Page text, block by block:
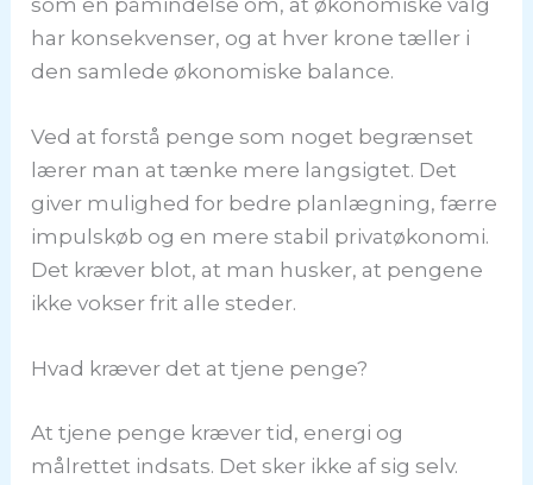
har konsekvenser, og at hver krone tæller i
den samlede økonomiske balance.
Ved at forstå penge som noget begrænset
lærer man at tænke mere langsigtet. Det
giver mulighed for bedre planlægning, færre
impulskøb og en mere stabil privatøkonomi.
Det kræver blot, at man husker, at pengene
ikke vokser frit alle steder.
Hvad kræver det at tjene penge?
At tjene penge kræver tid, energi og
målrettet indsats. Det sker ikke af sig selv.